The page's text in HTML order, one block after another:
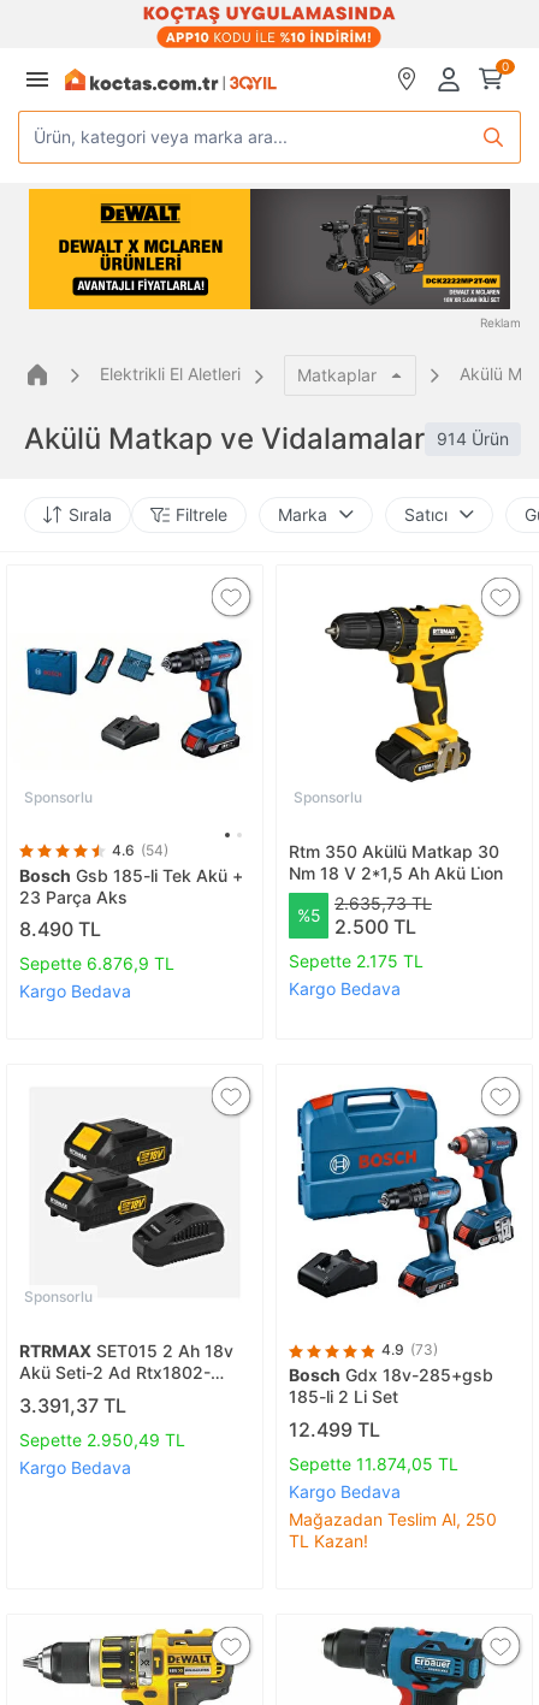
0
Ürün, kategori veya marka ara...
Reklam
Elektrikli El Aletleri Matkaplar Akülü
Akülü Matkap ve Vidalamalar 914 Ürün
Sırala Filtrele Marka Satıcı
Sponsorlu
4.6 (54)
Bosch Gsb 185-li Tek Akü +
23 Parça Aks
8.490 TL
Sepette 6.876,9 TL
Kargo Bedava
Sponsorlu
Rtm 350 Akülü Matkap 30
Nm 18 V 2*1,5 Ah Akü Li̇on
%5
2.635,73 TL
2.500 TL
Sepette 2.175 TL
Kargo Bedava
Sponsorlu
RTRMAX SET015 2 Ah 18v
Akü Seti-2 Ad Rtx1802-
rtx1808
3.391,37 TL
Sepette 2.950,49 TL
Kargo Bedava
4.9 (73)
Bosch Gdx 18v-285+gsb
185-li 2 Li Set
12.499 TL
Sepette 11.874,05 TL
Kargo Bedava
Mağazadan Teslim Al, 250
TL Kazan!